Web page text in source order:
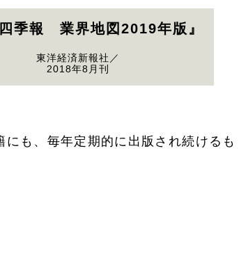
四季報 業界地図2019年版』
東洋経済新報社／
2018年8月刊
も、毎年定期的に出版され続けるも